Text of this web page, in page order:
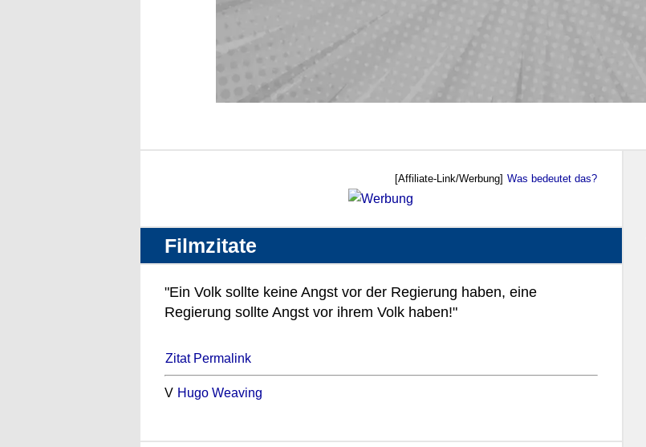
[Affiliate-Link/Werbung] Was bedeutet das?
Filmzitate
"Ein Volk sollte keine Angst vor der Regierung haben, eine
Regierung sollte Angst vor ihrem Volk haben!"
Zitat Permalink
V Hugo Weaving